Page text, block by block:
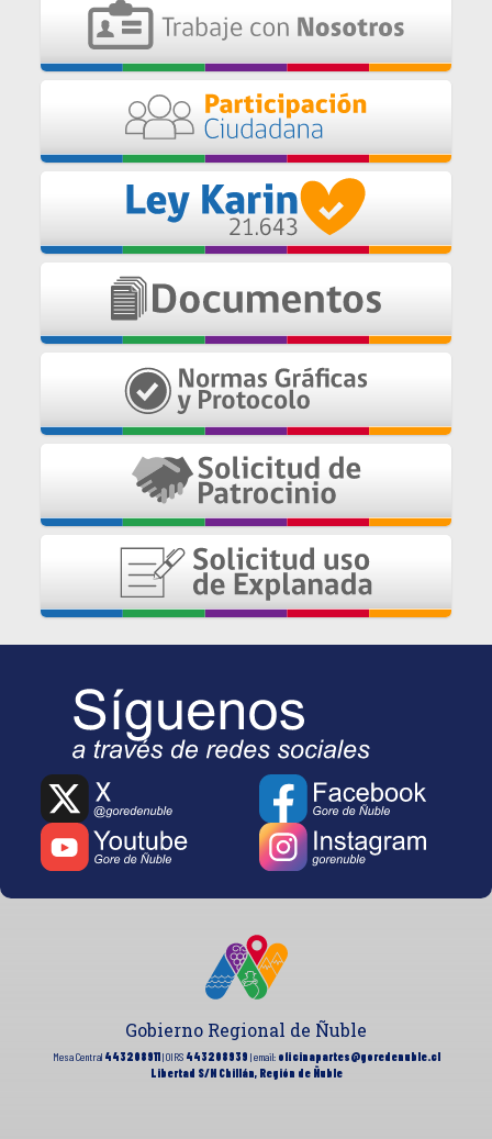
Gobierno Regional de Ñuble
Mesa Central 443208911| OIRS 443208939 | email: oficinapartes@goredenuble.cl
Libertad S/N Chillán, Región de Ñuble